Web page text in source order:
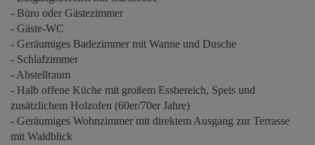
- Büro oder Gästezimmer
- Gäste-WC
- Geräumiges Badezimmer mit Wanne und Dusche
- Schlafzimmer
- Abstellraum
- Halb offene Küche mit großem Essbereich, Speis und
zusätzlichem Holzofen (60er/70er Jahre)
- Geräumiges Wohnzimmer mit direktem Ausgang zur Terrasse
mit Waldblick